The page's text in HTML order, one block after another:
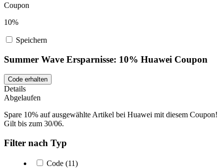
Coupon
10%
Speichern
Summer Wave Ersparnisse: 10% Huawei Coupon
Code erhalten
Details
Abgelaufen
Spare 10% auf ausgewählte Artikel bei Huawei mit diesem Coupon!
Gilt bis zum 30/06.
Filter nach Typ
Code (11)